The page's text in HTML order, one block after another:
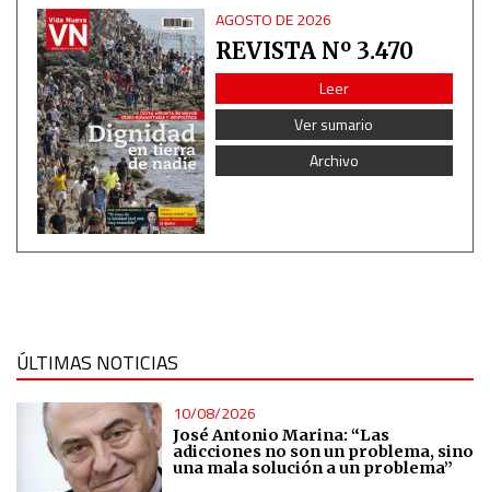
AGOSTO DE 2026
REVISTA Nº 3.470
Leer
Ver sumario
Archivo
ÚLTIMAS NOTICIAS
10/08/2026
José Antonio Marina: “Las
adicciones no son un problema, sino
una mala solución a un problema”